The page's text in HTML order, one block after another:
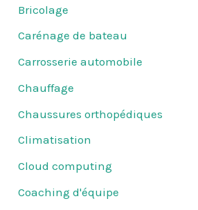
Bricolage
Carénage de bateau
Carrosserie automobile
Chauffage
Chaussures orthopédiques
Climatisation
Cloud computing
Coaching d'équipe